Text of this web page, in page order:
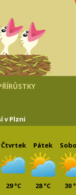
v Plzni
Čtvrtek
29 °C
Pátek
28 °C 30